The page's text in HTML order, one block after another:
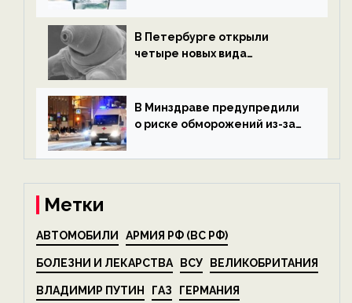
В Петербурге открыли
четыре новых вида
экологии на ECOportal
В Минздраве предупредили
о риске обморожений из-за
на ECOportal
Метки
АВТОМОБИЛИ АРМИЯ РФ (ВС РФ)
БОЛЕЗНИ И ЛЕКАРСТВА ВСУ ВЕЛИКОБРИТАНИЯ
ВЛАДИМИР ПУТИН ГАЗ ГЕРМАНИЯ